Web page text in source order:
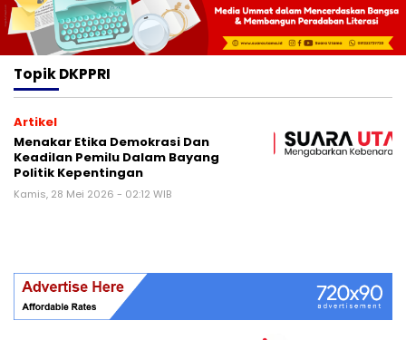
TopikDKPPRI
Artikel
Menakar Etika Demokrasi Dan
Keadilan Pemilu Dalam Bayang
Politik Kepentingan
Kamis, 28 Mei 2026 - 02:12 WIB